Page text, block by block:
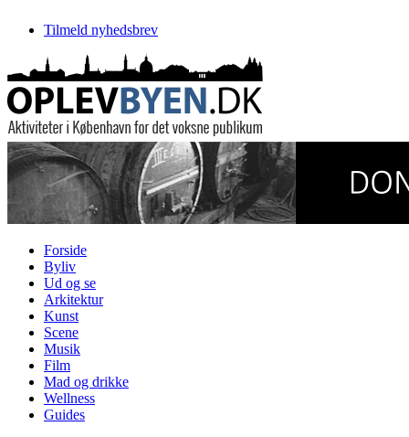
Tilmeld nyhedsbrev
Forside
Byliv
Ud og se
Arkitektur
Kunst
Scene
Musik
Film
Mad og drikke
Wellness
Guides